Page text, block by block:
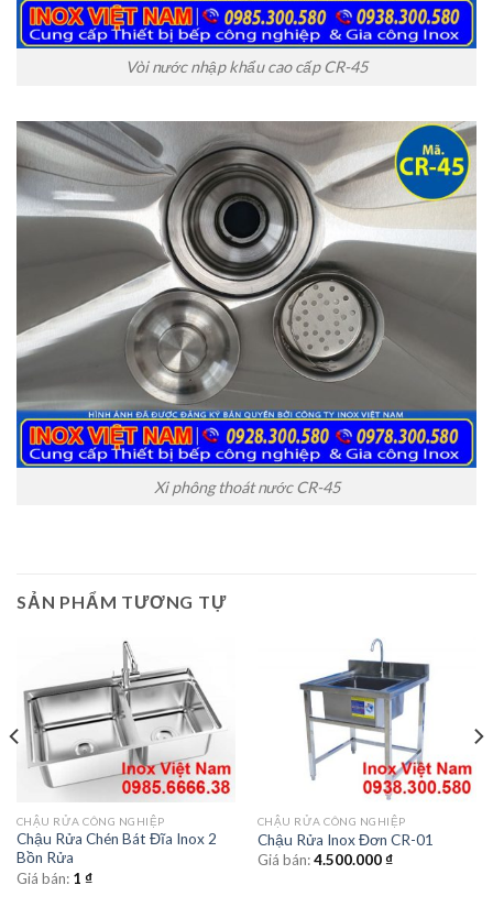
Vòi nước nhập khẩu cao cấp CR-45
Xi phông thoát nước CR-45
SẢN PHẨM TƯƠNG TỰ
CHẬU RỬA CÔNG NGHIỆP
Chậu Rửa Chén Bát Đĩa Inox 2
Bồn Rửa
Giá bán: 1 ₫
CHẬU RỬA CÔNG NGHIỆP
Chậu Rửa Inox Đơn CR-01
Giá bán:4.500.000₫